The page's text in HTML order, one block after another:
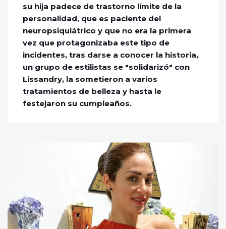
su hija padece de trastorno límite de la
personalidad, que es paciente del
neuropsiquiátrico y que no era la primera
vez que protagonizaba este tipo de
incidentes, tras darse a conocer la historia,
un grupo de estilistas se "solidarizó" con
Lissandry, la sometieron a varios
tratamientos de belleza y hasta le
festejaron su cumpleaños.